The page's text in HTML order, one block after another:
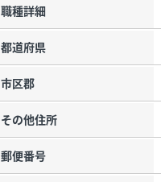
職種詳細
都道府県
市区郡
その他住所
郵便番号